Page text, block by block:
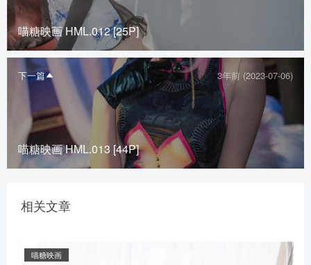
喵糖映画 HML.012 [25P]
下一篇 3年前 (2023-07-06)
喵糖映画 HML.013 [44P]
相关文章
喵糖映画